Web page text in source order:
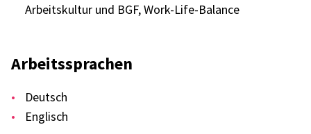
Arbeits­kul­tur und BGF, Work-Life-Balance
Arbeits­spra­chen
Deutsch
Englisch